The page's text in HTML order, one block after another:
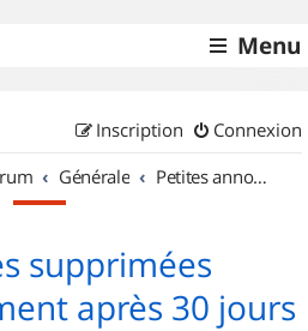
Menu
Connexion
Inscription
Générale Petites annonces
supprimées
après 30 jours